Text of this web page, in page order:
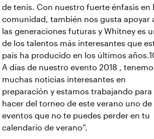
de tenis. Con nuestro fuerte énfasis en
comunidad, también nos gusta apoyar
las generaciones futuras y Whitney es
de los talentos más interesantes que
país ha producido en los últimos
A días de nuestro evento 2018 ,
muchas noticias interesantes en
preparación y estamos trabajando para
hacer del torneo de este verano uno de
eventos que no te puedes perder en tu
calendario de verano”.